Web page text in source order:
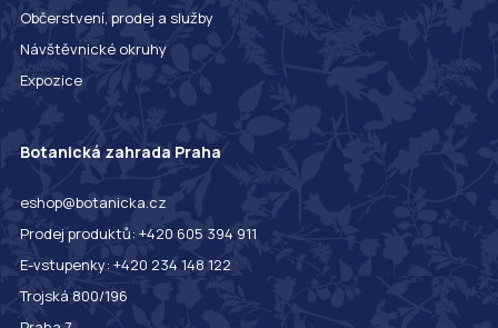
Občerstvení, prodej a služby
Návštěvnické okruhy
Expozice
Botanická zahrada Praha
eshop@botanicka.cz
Prodej produktů: +420 605 394 911
E-vstupenky: +420 234 148 122
Trojská 800/196